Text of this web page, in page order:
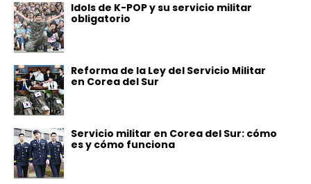
Idols de K-POP y su servicio militar
obligatorio
Reforma de la Ley del Servicio Militar
en Corea del Sur
Servicio militar en Corea del Sur: cómo
es y cómo funciona